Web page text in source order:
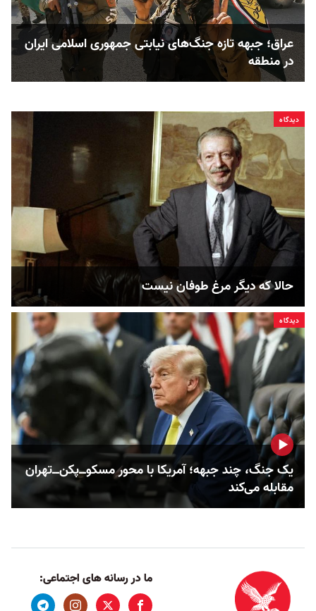
عراق؛ جبهه تازه جنگ‌های نیابتی جمهوری اسلامی ایران
در منطقه
دیدگاه
حالا که دیگر مرغ طوفان نیست
دیدگاه
یک جنگ، چند جبهه؛ آمریکا با محور مسکوــ‌پکن‌ــ‌تهران
مقابله می‌کند
ما در رسانه های اجتماعی: